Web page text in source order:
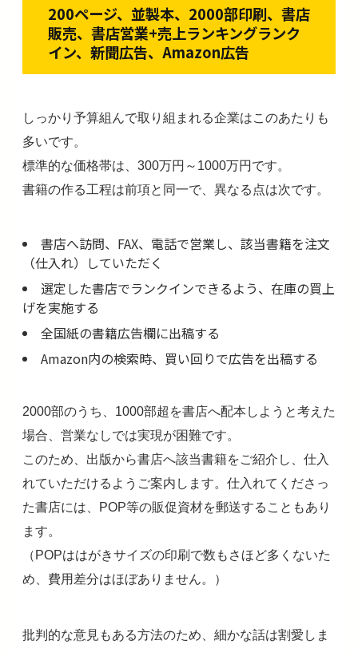
200ページ、並製本、2000部印刷、書店
販売、書店営業+売上ランキングランク
イン、新聞広告、Amazon広告
しっかり予算組んで取り組まれる企業はこのあたりも
多いです。
標準的な価格帯は、300万円～1000万円です。
書籍の作る工程は前項と同一で、異なる点は次です。
書店へ訪問、FAX、電話で営業し、該当書籍を注文
（仕入れ）していただく
選定した書店でランクインできるよう、在庫の買上
げを実施する
全国紙の書籍広告欄に出稿する
Amazon内の検索時、買い回りで広告を出稿する
2000部のうち、1000部超を書店へ配本しようと考えた
場合、営業なしでは実現が困難です。
このため、出版から書店へ該当書籍をご紹介し、仕入
れていただけるようご案内します。仕入れてくださっ
た書店には、POP等の販促資材を郵送することもあり
ます。
（POPははがきサイズの印刷で数もさほど多くないた
め、費用差分はほぼありません。）
批判的な意見もある方法のため、細かな話は割愛しま